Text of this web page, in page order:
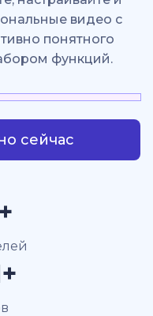
видео с
понятного
функций.
сейчас